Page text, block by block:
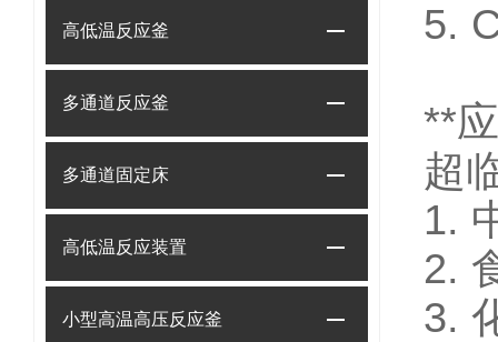
高低温反应釜
多通道反应釜
多通道固定床
高低温反应装置
小型高温高压反应釜
5.
**
超
1.
2.
3.